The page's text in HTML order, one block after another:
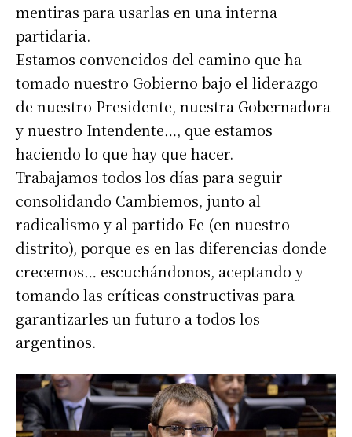
mentiras para usarlas en una interna
partidaria.
Estamos convencidos del camino que ha
tomado nuestro Gobierno bajo el liderazgo
de nuestro Presidente, nuestra Gobernadora
y nuestro Intendente…, que estamos
haciendo lo que hay que hacer.
Trabajamos todos los días para seguir
consolidando Cambiemos, junto al
radicalismo y al partido Fe (en nuestro
distrito), porque es en las diferencias donde
crecemos… escuchándonos, aceptando y
tomando las críticas constructivas para
garantizarles un futuro a todos los
argentinos.